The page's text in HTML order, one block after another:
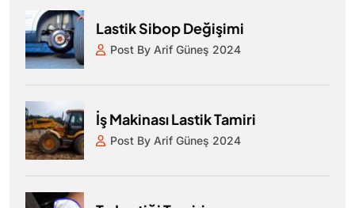
Lastik Sibop Değişimi
Post By Arif Güneş 2024
İş Makinası Lastik Tamiri
Post By Arif Güneş 2024